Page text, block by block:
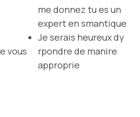
vous
expert en smantique
Je serais heureux dy
rpondre de manire
approprie